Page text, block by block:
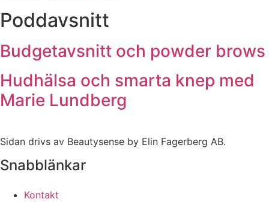
Poddavsnitt
Budgetavsnitt och powder brows
Hudhälsa och smarta knep med
Marie Lundberg
Sidan drivs av Beautysense by Elin Fagerberg AB.
Snabblänkar
Kontakt